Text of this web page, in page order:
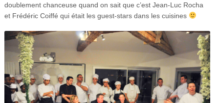
doublement chanceuse quand on sait que c’est Jean-Luc Rocha
et Frédéric Coiffé qui était les guest-stars dans les cuisines